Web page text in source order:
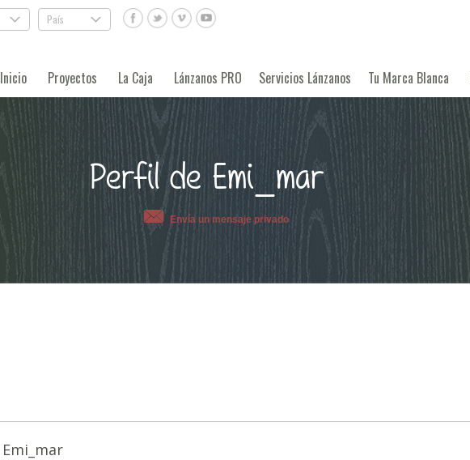
. País .
Inicio Proyectos La Caja Lánzanos PRO Servicios Lánzanos Tu Marca Blanca
Perfil de Emi_mar
Envía un mensaje privado
Emi_mar